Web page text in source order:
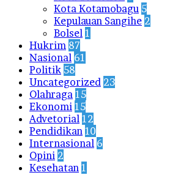
Kota Kotamobagu 5
Kepulauan Sangihe 2
Bolsel 1
Hukrim 87
Nasional 61
Politik 58
Uncategorized 23
Olahraga 15
Ekonomi 15
Advetorial 12
Pendidikan 10
Internasional 6
Opini 2
Kesehatan 1